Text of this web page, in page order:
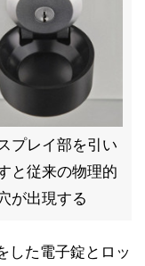
プレイ部を引い
と従来の物理的
が出現する
した電子錠とロッ